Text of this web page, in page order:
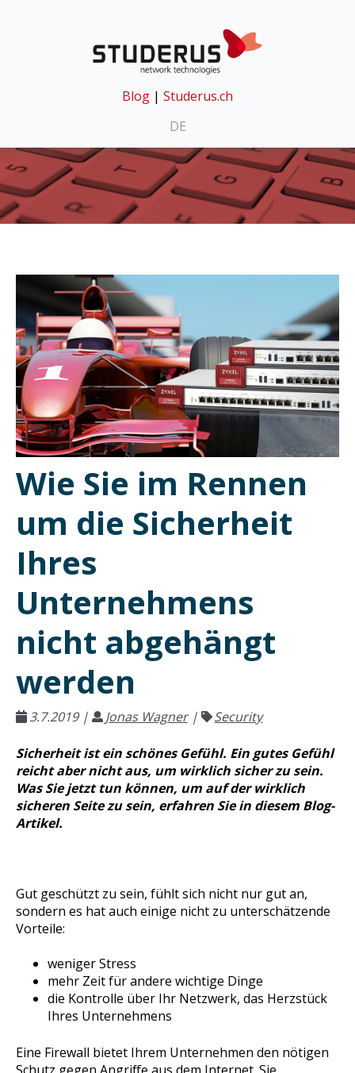
Blog | Studerus.ch
DE
Wie Sie im Rennen
um die Sicherheit
Ihres
Unternehmens
nicht abgehängt
werden
3.7.2019 | Jonas Wagner | Security
Sicherheit ist ein schönes Gefühl. Ein gutes Gefühl
reicht aber nicht aus, um wirklich sicher zu sein.
Was Sie jetzt tun können, um auf der wirklich
sicheren Seite zu sein, erfahren Sie in diesem Blog-
Artikel.
Gut geschützt zu sein, fühlt sich nicht nur gut an,
sondern es hat auch einige nicht zu unterschätzende
Vorteile:
weniger Stress
mehr Zeit für andere wichtige Dinge
die Kontrolle über Ihr Netzwerk, das Herzstück
Ihres Unternehmens
Eine Firewall bietet Ihrem Unternehmen den nötigen